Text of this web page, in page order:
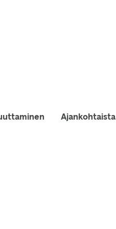
Ajankohtaista